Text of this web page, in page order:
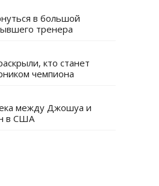
в большой
тренера
кто станет
чемпиона
между Джошуа и
в США